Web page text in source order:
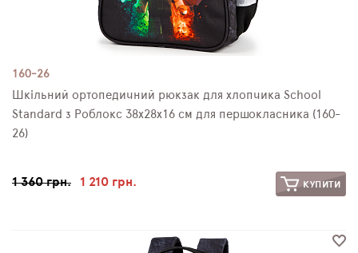
160-26
Шкільний ортопедичний рюкзак для хлопчика School
Standard з Роблокс 38х28х16 см для першокласника (160-
26)
1 360 грн. 1 210 грн. КУПИТИ